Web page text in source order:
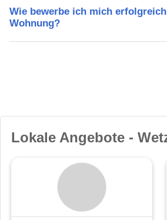
Wie bewerbe ich mich
Wohnung?
Lokale Angebote -